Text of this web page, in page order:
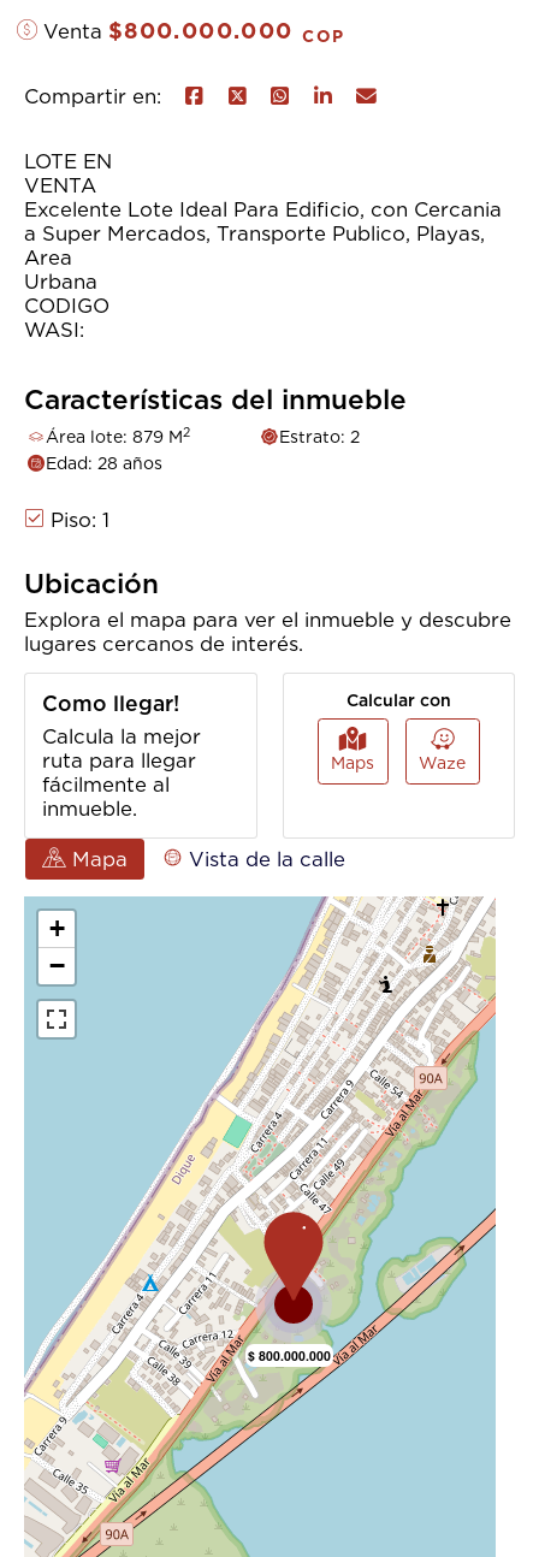
Venta $800.000.000COP
Compartir en:
LOTE EN
Excelente Lote Ideal Para Edificio, con Cercania
a Super Mercados, Transporte Publico, Playas,
Area
CODIGO
WASI:
Características del inmueble
Área lote: 879 M2
Estrato: 2
Edad: 28 años
Piso: 1
Ubicación
Explora el mapa para ver el inmueble y descubre
lugares cercanos de interés.
Como llegar!
Calcula la mejor
ruta para llegar
fácilmente al
inmueble.
Calcular con
Maps Waze
Mapa Vista de la calle